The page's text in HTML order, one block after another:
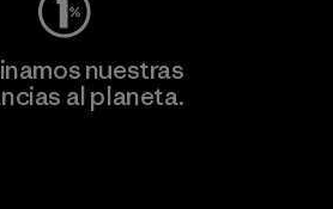
nuestras
al planeta.